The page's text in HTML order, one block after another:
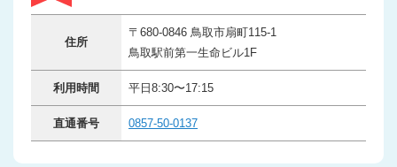
住所
〒680-0846 鳥取市扇町115-1
鳥取駅前第一生命ビル1F
利用時間 平日8:30〜17:15
直通番号 0857-50-0137